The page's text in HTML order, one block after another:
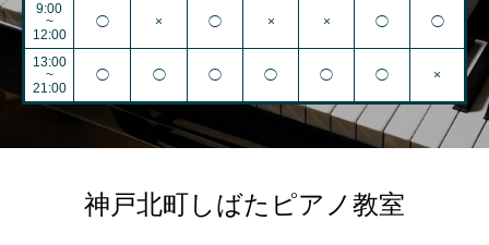
9:00
~
12:00
◯ × ◯ × × ◯ ◯
13:00
~
21:00
◯ ◯ ◯ ◯ ◯ ◯ ×
神戸北町しばたピアノ教室